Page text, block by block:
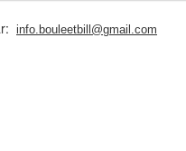
info.bouleetbill@gmail.com